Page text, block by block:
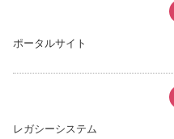
ポータルサイト
レガシーシステム